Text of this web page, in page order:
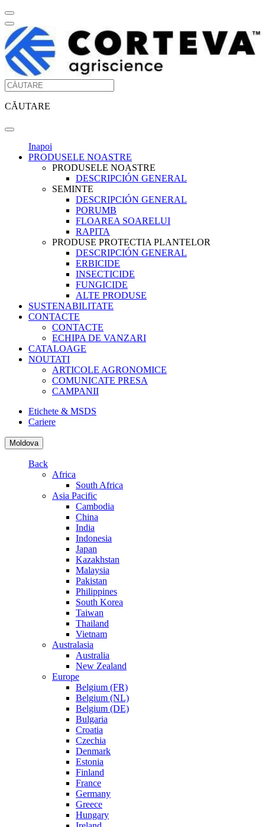
CĂUTARE
Inapoi
PRODUSELE NOASTRE
PRODUSELE NOASTRE
DESCRIPCIÓN GENERAL
SEMINTE
DESCRIPCIÓN GENERAL
PORUMB
FLOAREA SOARELUI
RAPITA
PRODUSE PROTECTIA PLANTELOR
DESCRIPCIÓN GENERAL
ERBICIDE
INSECTICIDE
FUNGICIDE
ALTE PRODUSE
SUSTENABILITATE
CONTACTE
CONTACTE
ECHIPA DE VANZARI
CATALOAGE
NOUTATI
ARTICOLE AGRONOMICE
COMUNICATE PRESA
CAMPANII
Etichete & MSDS
Cariere
Moldova
Back
Africa
South Africa
Asia Pacific
Cambodia
China
India
Indonesia
Japan
Kazakhstan
Malaysia
Pakistan
Philippines
South Korea
Taiwan
Thailand
Vietnam
Australasia
Australia
New Zealand
Europe
Belgium (FR)
Belgium (NL)
Belgium (DE)
Bulgaria
Croatia
Czechia
Denmark
Estonia
Finland
France
Germany
Greece
Hungary